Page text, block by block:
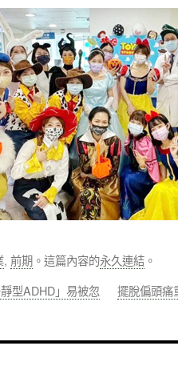
, 前期 。這篇內容的永久連結 。
型ADHD」易被忽
擺脫偏頭痛